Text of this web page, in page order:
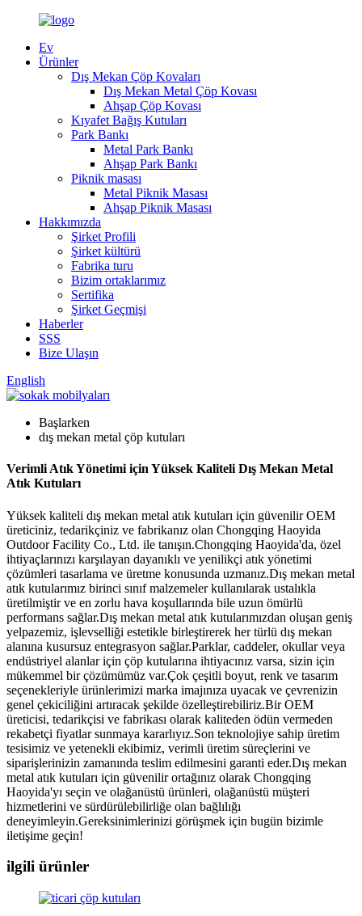
Ev
Ürünler
Dış Mekan Çöp Kovaları
Dış Mekan Metal Çöp Kovası
Ahşap Çöp Kovası
Kıyafet Bağış Kutuları
Park Bankı
Metal Park Bankı
Ahşap Park Bankı
Piknik masası
Metal Piknik Masası
Ahşap Piknik Masası
Hakkımızda
Şirket Profili
Şirket kültürü
Fabrika turu
Bizim ortaklarımız
Sertifika
Şirket Geçmişi
Haberler
SSS
Bize Ulaşın
English
Başlarken
dış mekan metal çöp kutuları
Verimli Atık Yönetimi için Yüksek Kaliteli Dış Mekan Metal
Atık Kutuları
Yüksek kaliteli dış mekan metal atık kutuları için güvenilir OEM
üreticiniz, tedarikçiniz ve fabrikanız olan Chongqing Haoyida
Outdoor Facility Co., Ltd. ile tanışın.Chongqing Haoyida'da, özel
ihtiyaçlarınızı karşılayan dayanıklı ve yenilikçi atık yönetimi
çözümleri tasarlama ve üretme konusunda uzmanız.Dış mekan metal
atık kutularımız birinci sınıf malzemeler kullanılarak ustalıkla
üretilmiştir ve en zorlu hava koşullarında bile uzun ömürlü
performans sağlar.Dış mekan metal atık kutularımızdan oluşan geniş
yelpazemiz, işlevselliği estetikle birleştirerek her türlü dış mekan
alanına kusursuz entegrasyon sağlar.Parklar, caddeler, okullar veya
endüstriyel alanlar için çöp kutularına ihtiyacınız varsa, sizin için
mükemmel bir çözümümüz var.Çok çeşitli boyut, renk ve tasarım
seçenekleriyle ürünlerimizi marka imajınıza uyacak ve çevrenizin
genel çekiciliğini artıracak şekilde özelleştirebiliriz.Bir OEM
üreticisi, tedarikçisi ve fabrikası olarak kaliteden ödün vermeden
rekabetçi fiyatlar sunmaya kararlıyız.Son teknolojiye sahip üretim
tesisimiz ve yetenekli ekibimiz, verimli üretim süreçlerini ve
siparişlerinizin zamanında teslim edilmesini garanti eder.Dış mekan
metal atık kutuları için güvenilir ortağınız olarak Chongqing
Haoyida'yı seçin ve olağanüstü ürünleri, olağanüstü müşteri
hizmetlerini ve sürdürülebilirliğe olan bağlılığı
deneyimleyin.Gereksinimlerinizi görüşmek için bugün bizimle
iletişime geçin!
ilgili ürünler